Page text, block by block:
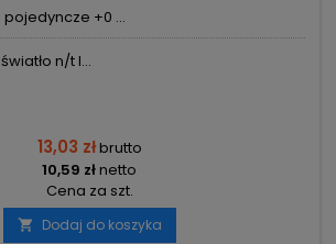
pojedyncze +0 ...
n/t I...
13,03 złbrutto
10,59 złnetto
Cena za szt.
 Dodaj do koszyka